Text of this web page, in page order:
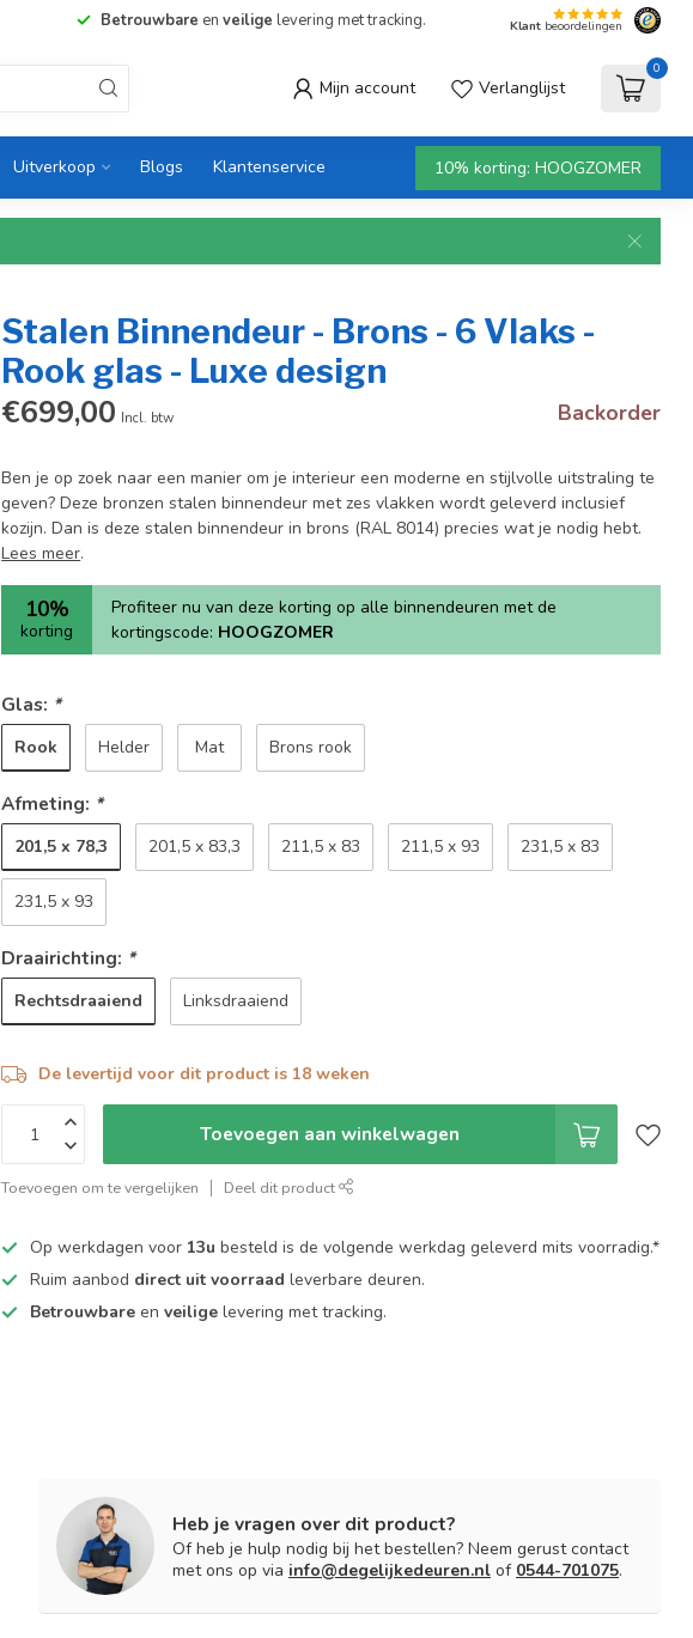
Betrouwbare en veilige levering met tracking. Klant beoordelingen
Mijn account Verlanglijst
0
Uitverkoop Blogs Klantenservice 10% korting: HOOGZOMER
Stalen Binnendeur - Brons - 6 Vlaks -
Rook glas - Luxe design
€699,00 Incl. btw Backorder
Ben je op zoek naar een manier om je interieur een moderne en stijlvolle uitstraling te
geven? Deze bronzen stalen binnendeur met zes vlakken wordt geleverd inclusief
kozijn. Dan is deze stalen binnendeur in brons (RAL 8014) precies wat je nodig hebt.
Lees meer.
10%
korting
Profiteer nu van deze korting op alle binnendeuren met de
kortingscode: HOOGZOMER
Glas: *
Rook Helder Mat Brons rook
Afmeting: *
201,5 x 78,3 201,5 x 83,3 211,5 x 83 211,5 x 93 231,5 x 83
231,5 x 93
Draairichting: *
Rechtsdraaiend Linksdraaiend
De levertijd voor dit product is 18 weken
Toevoegen aan winkelwagen
Toevoegen om te vergelijken Deel dit product
Op werkdagen voor 13u besteld is de volgende werkdag geleverd mits voorradig.*
Ruim aanbod direct uit voorraad leverbare deuren.
Betrouwbare enveiligelevering met tracking.
Heb je vragen over dit product?
Of heb je hulp nodig bij het bestellen? Neem gerust contact
met ons op via info@degelijkedeuren.nl of 0544-701075.